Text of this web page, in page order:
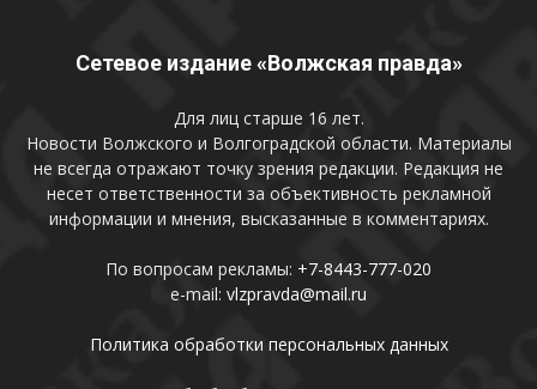
Сетевое издание «Волжская правда»
Для лиц старше 16 лет.
Новости Волжского и Волгоградской области. Материалы
не всегда отражают точку зрения редакции. Редакция не
несет ответственности за объективность рекламной
информации и мнения, высказанные в комментариях.
По вопросам рекламы: +7-8443-777-020
e-mail: vlzpravda@mail.ru
Политика обработки персональных данных